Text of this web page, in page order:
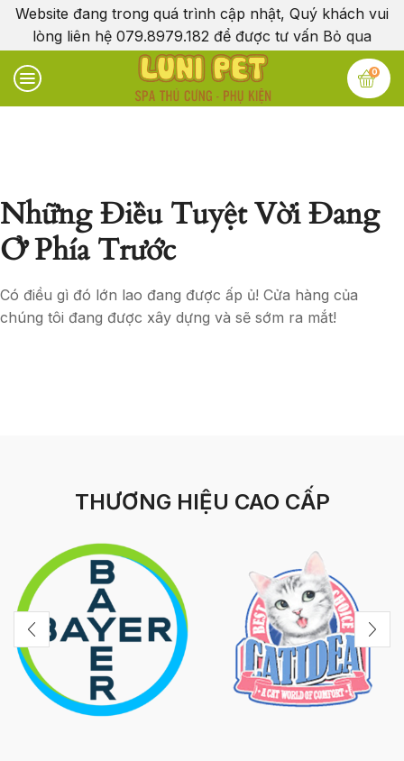
Website đang trong quá trình cập nhật, Quý khách vui
lòng liên hệ 079.8979.182 để được tư vấn Bỏ qua
0
Những Điều Tuyệt Vời Đang
Ở Phía Trước
Có điều gì đó lớn lao đang được ấp ủ! Cửa hàng của
chúng tôi đang được xây dựng và sẽ sớm ra mắt!
THƯƠNG HIỆU CAO CẤP